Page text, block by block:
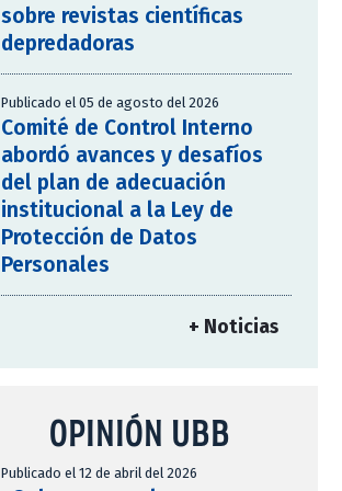
sobre revistas científicas
depredadoras
Publicado el 05 de agosto del 2026
Comité de Control Interno
abordó avances y desafíos
del plan de adecuación
institucional a la Ley de
Protección de Datos
Personales
+ Noticias
OPINIÓN UBB
Publicado el 12 de abril del 2026